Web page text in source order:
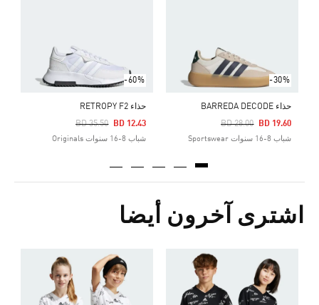
-30%
حذاء BARREDA DECODE
Price Reduced From
BD 28.00
To BD 19.60
شباب 8-16 سنوات Sportswear
-60%
حذاء RETROPY F2
Price Reduced From
BD 35.50
To BD 12.43
شباب 8-16 سنوات Originals
اشترى آخرون أيضا
Price Reduced From
To